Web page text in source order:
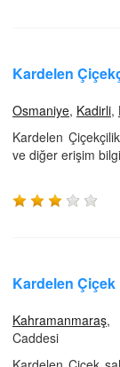
Kardelen
Osmaniye, Kadirli,
Kardelen
ve diğer erişim
Kardelen Çiçek
Kahramanmaraş,
Caddesi